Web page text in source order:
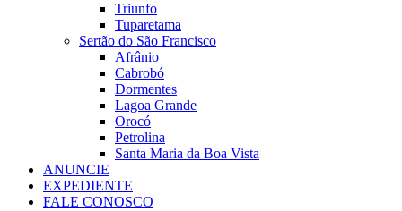
Triunfo
Tuparetama
Sertão do São Francisco
Afrânio
Cabrobó
Dormentes
Lagoa Grande
Orocó
Petrolina
Santa Maria da Boa Vista
ANUNCIE
EXPEDIENTE
FALE CONOSCO